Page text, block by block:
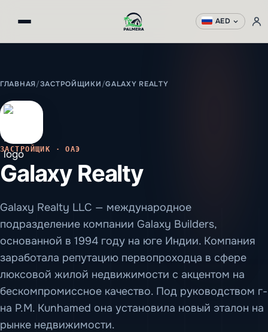
AED
ГЛАВНАЯ/ЗАСТРОЙЩИКИ /GALAXY REALTY
ЗАСТРОЙЩИК · ОАЭ
Galaxy Realty
Galaxy Realty LLC — международное
подразделение компании Galaxy Builders,
основанной в 1994 году на юге Индии. Компания
заработала репутацию первопроходца в сфере
люксовой жилой недвижимости с акцентом на
бескомпромиссное качество. Под руководством г-
на P.M. Kunhamed она установила новый эталон на
рынке недвижимости.